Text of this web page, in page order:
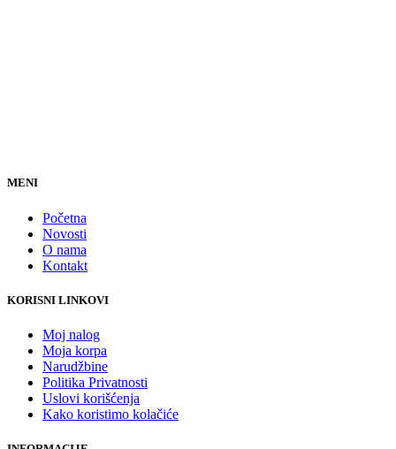
MENI
Početna
Novosti
O nama
Kontakt
KORISNI LINKOVI
Moj nalog
Moja korpa
Narudžbine
Politika Privatnosti
Uslovi korišćenja
Kako koristimo kolačiće